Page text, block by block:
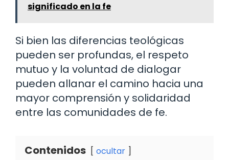
significado en la fe
Si bien las diferencias teológicas
pueden ser profundas, el respeto
mutuo y la voluntad de dialogar
pueden allanar el camino hacia una
mayor comprensión y solidaridad
entre las comunidades de fe.
Contenidos ocultar